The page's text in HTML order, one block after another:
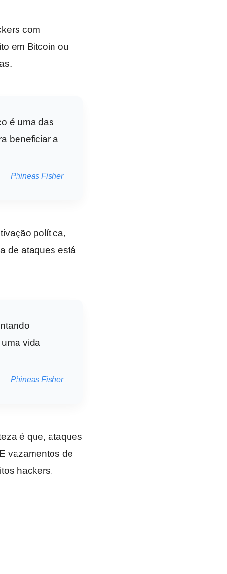
com
em Bitcoin ou
é uma das
beneficiar a
Phineas Fisher
política,
de ataques está
vida
Phineas Fisher
é que, ataques
vazamentos de
hackers.